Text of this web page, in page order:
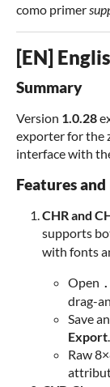
como primer
[EN]
Summary
Version 1.0.28
exporter for the
interface with
Features
CHR and
supports
with fonts
Open
drag-
Save
Export
Raw